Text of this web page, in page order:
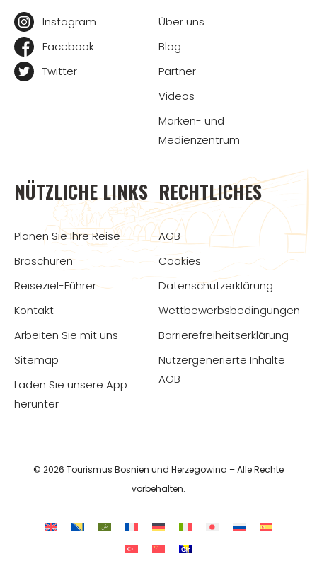
Instagram
Facebook
Twitter
Über uns
Blog
Partner
Videos
Marken- und
Medienzentrum
NÜTZLICHE LINKS
Planen Sie Ihre Reise
Broschüren
Reiseziel-Führer
Kontakt
Arbeiten Sie mit uns
Sitemap
Laden Sie unsere App
herunter
RECHTLICHES
AGB
Cookies
Datenschutzerklärung
Wettbewerbsbedingungen
Barrierefreiheitserklärung
Nutzergenerierte Inhalte
AGB
© 2026 Tourismus Bosnien und Herzegowina – Alle Rechte
vorbehalten.